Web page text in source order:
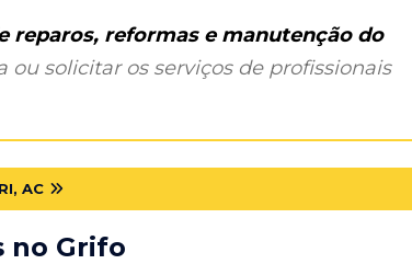
reparos, reformas e manutenção do
solicitar os serviços de profissionais
AC
no Grifo